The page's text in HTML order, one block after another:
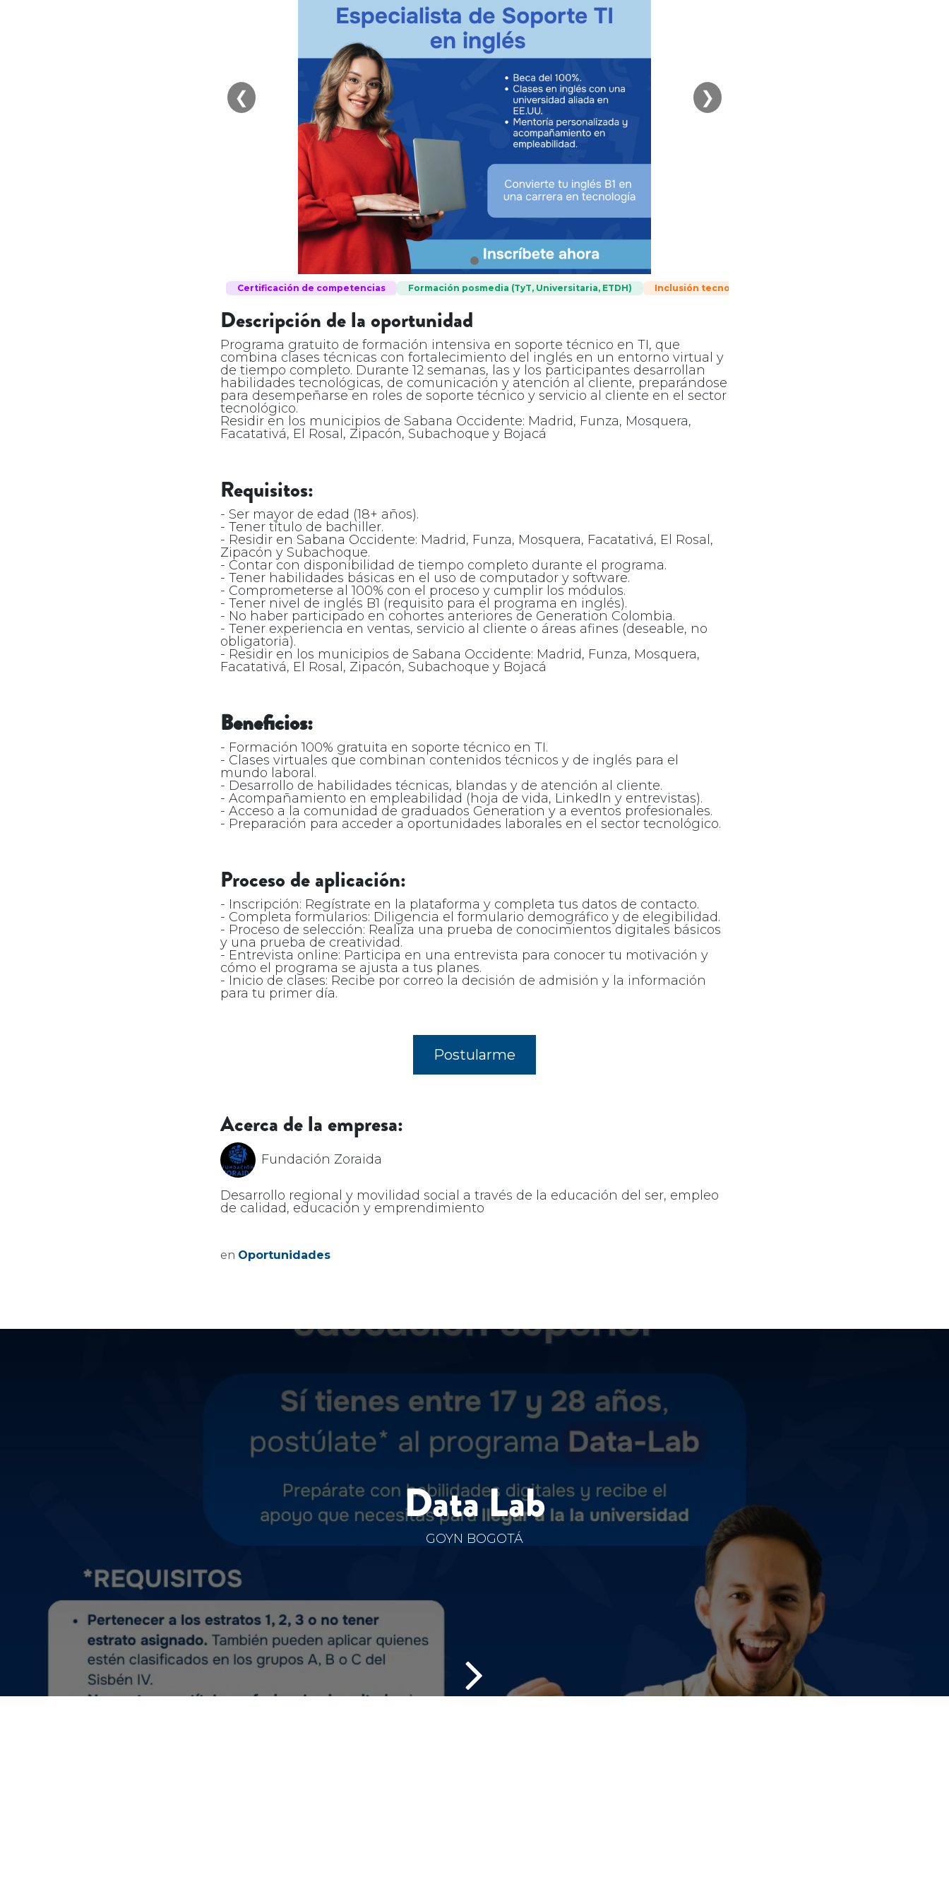
❮ ❯
Certificación de competencias Formación posmedia (TyT, Universitaria, ETDH) Inclusión tecnológica
Descripción de la oportunidad
Programa gratuito de formación intensiva en soporte técnico en TI, que
combina clases técnicas con fortalecimiento del inglés en un entorno virtual y
de tiempo completo. Durante 12 semanas, las y los participantes desarrollan
habilidades tecnológicas, de comunicación y atención al cliente, preparándose
para desempeñarse en roles de soporte técnico y servicio al cliente en el sector
tecnológico.
Residir en los municipios de Sabana Occidente: Madrid, Funza, Mosquera,
Facatativá, El Rosal, Zipacón, Subachoque y Bojacá
Requisitos:
- Ser mayor de edad (18+ años).
- Tener título de bachiller.
- Residir en Sabana Occidente: Madrid, Funza, Mosquera, Facatativá, El Rosal,
Zipacón y Subachoque.
- Contar con disponibilidad de tiempo completo durante el programa.
- Tener habilidades básicas en el uso de computador y software.
- Comprometerse al 100% con el proceso y cumplir los módulos.
- Tener nivel de inglés B1 (requisito para el programa en inglés).
- No haber participado en cohortes anteriores de Generation Colombia.
- Tener experiencia en ventas, servicio al cliente o áreas afines (deseable, no
obligatoria).
- Residir en los municipios de Sabana Occidente: Madrid, Funza, Mosquera,
Facatativá, El Rosal, Zipacón, Subachoque y Bojacá
Beneficios:
- Formación 100% gratuita en soporte técnico en TI.
- Clases virtuales que combinan contenidos técnicos y de inglés para el
mundo laboral.
- Desarrollo de habilidades técnicas, blandas y de atención al cliente.
- Acompañamiento en empleabilidad (hoja de vida, LinkedIn y entrevistas).
- Acceso a la comunidad de graduados Generation y a eventos profesionales.
- Preparación para acceder a oportunidades laborales en el sector tecnológico.
Proceso de aplicación:
- Inscripción: Regístrate en la plataforma y completa tus datos de contacto.
- Completa formularios: Diligencia el formulario demográfico y de elegibilidad.
- Proceso de selección: Realiza una prueba de conocimientos digitales básicos
y una prueba de creatividad.
- Entrevista online: Participa en una entrevista para conocer tu motivación y
cómo el programa se ajusta a tus planes.
- Inicio de clases: Recibe por correo la decisión de admisión y la información
para tu primer día.
Postularme
Acerca de la empresa:
Fundación Zoraida
Desarrollo regional y movilidad social​ a través de la educación del ser, empleo
de calidad, educación y emprendimiento
en Oportunidades
Data Lab
GOYN BOGOTÁ